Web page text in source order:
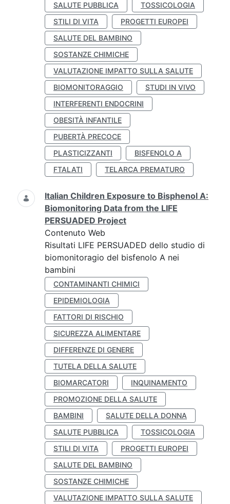
SALUTE PUBBLICA
TOSSICOLOGIA
STILI DI VITA
PROGETTI EUROPEI
SALUTE DEL BAMBINO
SOSTANZE CHIMICHE
VALUTAZIONE IMPATTO SULLA SALUTE
BIOMONITORAGGIO
STUDI IN VIVO
INTERFERENTI ENDOCRINI
OBESITÀ INFANTILE
PUBERTÀ PRECOCE
PLASTICIZZANTI
BISFENOLO A
FTALATI
TELARCA PREMATURO
Italian Children Exposure to Bisphenol A:
Biomonitoring Data from the LIFE
PERSUADED Project
Contenuto Web
Risultati LIFE PERSUADED dello studio di
biomonitoragio del bisfenolo A nei
bambini
CONTAMINANTI CHIMICI
EPIDEMIOLOGIA
FATTORI DI RISCHIO
SICUREZZA ALIMENTARE
DIFFERENZE DI GENERE
TUTELA DELLA SALUTE
BIOMARCATORI
INQUINAMENTO
PROMOZIONE DELLA SALUTE
BAMBINI
SALUTE DELLA DONNA
SALUTE PUBBLICA
TOSSICOLOGIA
STILI DI VITA
PROGETTI EUROPEI
SALUTE DEL BAMBINO
SOSTANZE CHIMICHE
VALUTAZIONE IMPATTO SULLA SALUTE